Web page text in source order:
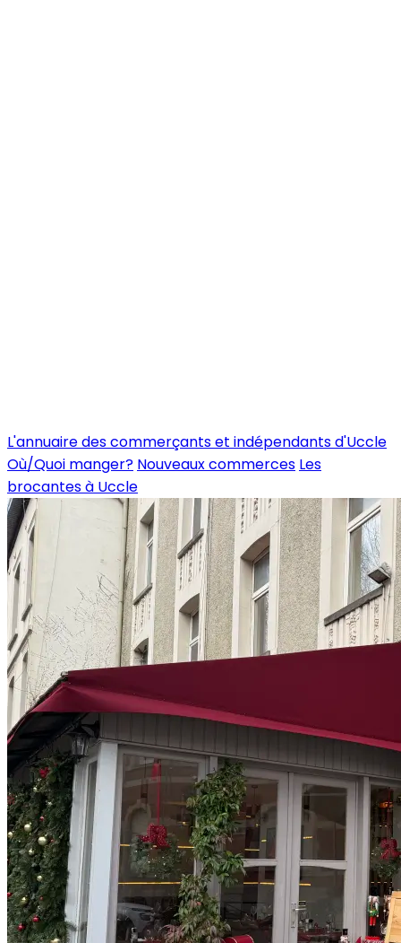
L'annuaire des commerçants et indépendants d'Uccle
Où/Quoi manger? Nouveaux commerces Les
brocantes à Uccle